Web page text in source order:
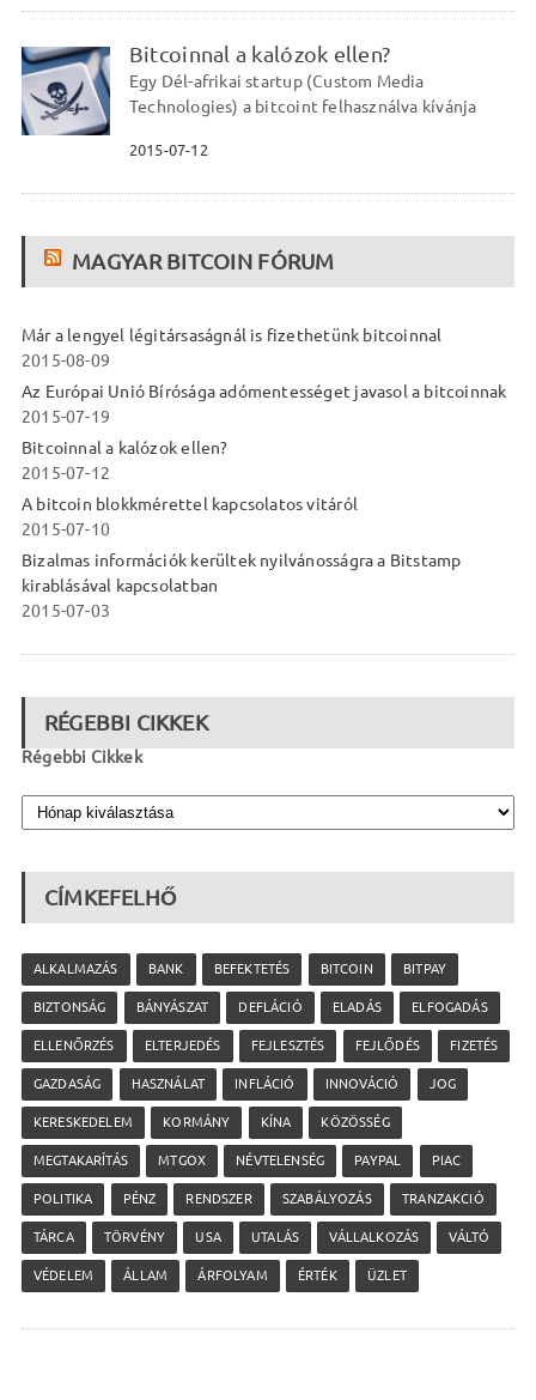
Bitcoinnal a kalózok ellen?
Egy Dél-afrikai startup (Custom Media
Technologies) a bitcoint felhasználva kívánja
2015-07-12
MAGYAR BITCOIN FÓRUM
Már a lengyel légitársaságnál is fizethetünk bitcoinnal
2015-08-09
Az Európai Unió Bírósága adómentességet javasol a bitcoinnak
2015-07-19
Bitcoinnal a kalózok ellen?
2015-07-12
A bitcoin blokkmérettel kapcsolatos vitáról
2015-07-10
Bizalmas információk kerültek nyilvánosságra a Bitstamp
kirablásával kapcsolatban
2015-07-03
RÉGEBBI CIKKEK
Régebbi Cikkek
CÍMKEFELHŐ
ALKALMAZÁS BANK BEFEKTETÉS BITCOIN BITPAY
BIZTONSÁG BÁNYÁSZAT DEFLÁCIÓ ELADÁS ELFOGADÁS
ELLENŐRZÉS ELTERJEDÉS FEJLESZTÉS FEJLŐDÉS FIZETÉS
GAZDASÁG HASZNÁLAT INFLÁCIÓ INNOVÁCIÓ JOG
KERESKEDELEM KORMÁNY KÍNA KÖZÖSSÉG
MEGTAKARÍTÁS MTGOX NÉVTELENSÉG PAYPAL PIAC
POLITIKA PÉNZ RENDSZER SZABÁLYOZÁS TRANZAKCIÓ
TÁRCA TÖRVÉNY USA UTALÁS VÁLLALKOZÁS VÁLTÓ
VÉDELEM ÁLLAM ÁRFOLYAM ÉRTÉK ÜZLET